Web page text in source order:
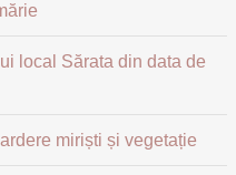
local Sărata din data de
miriști și vegetație